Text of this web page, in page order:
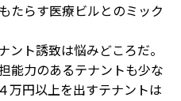
たらす医療ビルとのミック
ト誘致は悩みどころだ。
能力のあるテナントも少な
万円以上を出すテナントは